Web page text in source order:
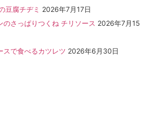
豆腐チヂミ 2026年7月17日
のさっぱりつくね チリソース 2026年7月15
スで食べるカツレツ 2026年6月30日